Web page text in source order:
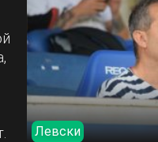
Левски